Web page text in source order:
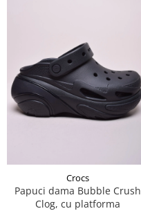
Crocs
Papuci dama Bubble Crush
Clog, cu platforma